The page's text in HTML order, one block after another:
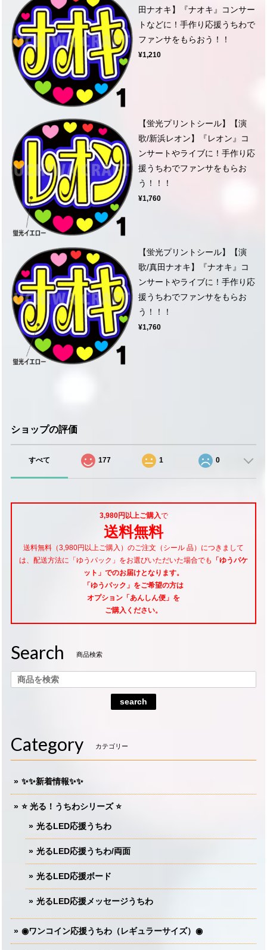
田ナオキ】『ナオキ』コンサー
トなどに！手作り応援うちわで
ファンサをもらおう！！
¥1,210
【蛍光プリントシール】【演
歌/新浜レオン】『レオン』コ
ンサートやライブに！手作り応
援うちわでファンサをもらお
う！！！
¥1,760
【蛍光プリントシール】【演
歌/真田ナオキ】『ナオキ』コ
ンサートやライブに！手作り応
援うちわでファンサをもらお
う！！！
¥1,760
ショップの評価
すべて 177 1 0
3,980円以上ご購入で
送料無料
送料無料（3,980円以上ご購入）のご注文（シール 品）につきまして
は、配送方法に「ゆうパック」をお選びいただいた場合でも
「ゆうパケ
ット」でのお届けとなります。
「ゆうパック」をご希望の方は
オプション「あんしん便」 を
ご購入ください。
Search 商品検索
search
Category カテゴリー
✨✨新着情報✨✨
⭐️ 光る！うちわシリーズ ⭐️
光るLED応援うちわ
光るLED応援うちわ/両面
光るLED応援ボード
光るLED応援メッセージうちわ
◉ワンコイン応援うちわ（レギュラーサイズ）◉